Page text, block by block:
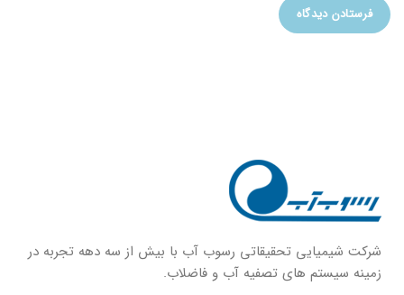
شركت شيميايى تحقیقاتی رسوب آب با بيش از سه دهه تجربه در
زمينه سيستم هاى تصفيه آب و فاضلاب.